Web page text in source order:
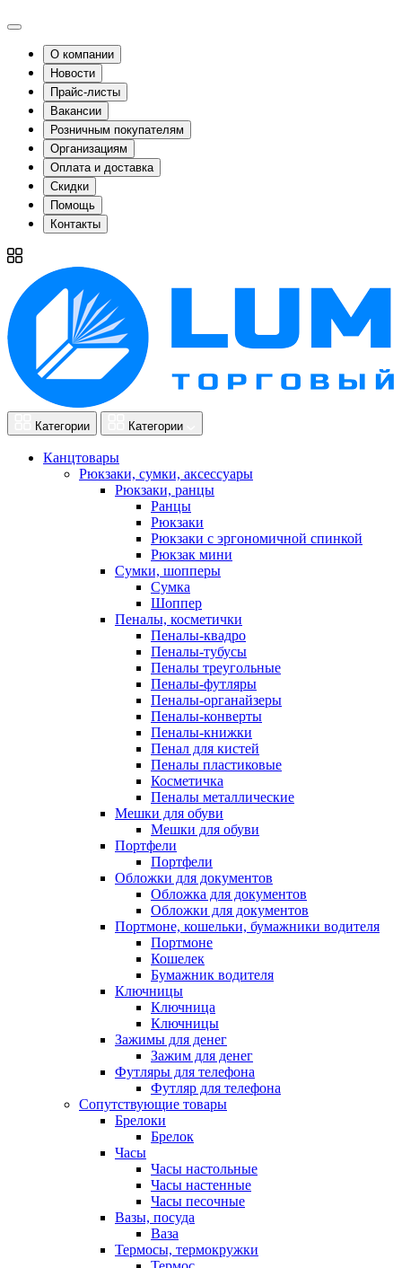
О компании
Новости
Прайс-листы
Вакансии
Розничным покупателям
Организациям
Оплата и доставка
Скидки
Помощь
Контакты
Категории Категории
Канцтовары
Рюкзаки, сумки, аксессуары
Рюкзаки, ранцы
Ранцы
Рюкзаки
Рюкзаки с эргономичной спинкой
Рюкзак мини
Сумки, шопперы
Сумка
Шоппер
Пеналы, косметички
Пеналы-квадро
Пеналы-тубусы
Пеналы треугольные
Пеналы-футляры
Пеналы-органайзеры
Пеналы-конверты
Пеналы-книжки
Пенал для кистей
Пеналы пластиковые
Косметичка
Пеналы металлические
Мешки для обуви
Мешки для обуви
Портфели
Портфели
Обложки для документов
Обложка для документов
Обложки для документов
Портмоне, кошельки, бумажники водителя
Портмоне
Кошелек
Бумажник водителя
Ключницы
Ключница
Ключницы
Зажимы для денег
Зажим для денег
Футляры для телефона
Футляр для телефона
Сопутствующие товары
Брелоки
Брелок
Часы
Часы настольные
Часы настенные
Часы песочные
Вазы, посуда
Ваза
Термосы, термокружки